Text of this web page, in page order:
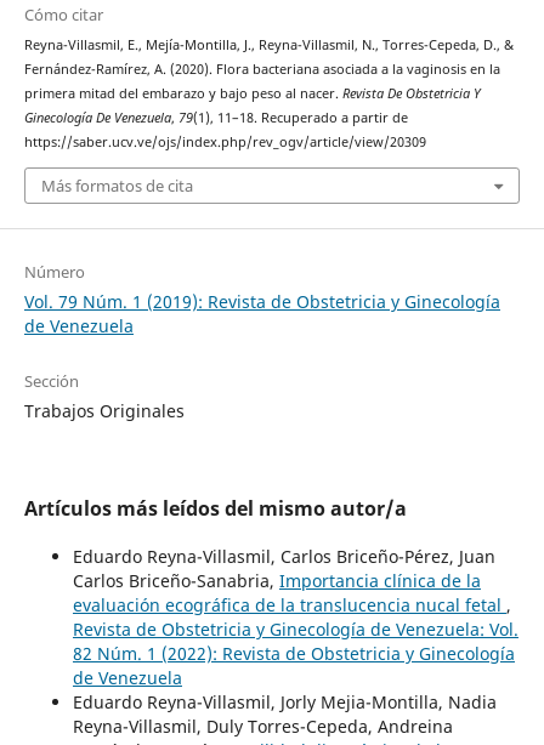
Cómo citar
Reyna-Villasmil, E., Mejía-Montilla, J., Reyna-Villasmil, N., Torres-Cepeda, D., &
Fernández-Ramírez, A. (2020). Flora bacteriana asociada a la vaginosis en la
primera mitad del embarazo y bajo peso al nacer. Revista De Obstetricia Y
Ginecología De Venezuela, 79(1), 11–18. Recuperado a partir de
https://saber.ucv.ve/ojs/index.php/rev_ogv/article/view/20309
Más formatos de cita
Número
Vol. 79 Núm. 1 (2019): Revista de Obstetricia y Ginecología
de Venezuela
Sección
Trabajos Originales
Artículos más leídos del mismo autor/a
Eduardo Reyna-Villasmil, Carlos Briceño-Pérez, Juan
Carlos Briceño-Sanabria, Importancia clínica de la
evaluación ecográfica de la translucencia nucal fetal ,
Revista de Obstetricia y Ginecología de Venezuela: Vol.
82 Núm. 1 (2022): Revista de Obstetricia y Ginecología
de Venezuela
Eduardo Reyna-Villasmil, Jorly Mejia-Montilla, Nadia
Reyna-Villasmil, Duly Torres-Cepeda, Andreina